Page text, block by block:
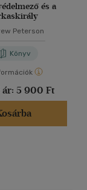
és a
Peterson
Könyv
5 900 Ft